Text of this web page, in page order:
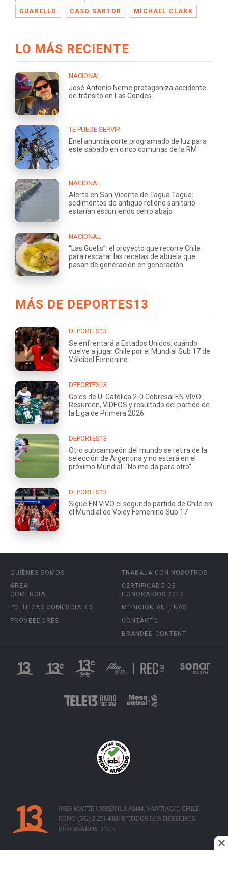
GUARELLO CASO SARTOR MICHAEL CLARK
LO MÁS RECIENTE
NACIONAL
José Antonio Neme protagoniza accidente
de tránsito en Las Condes
TE PUEDE SERVIR
Enel anuncia corte programado de luz para
este sábado en cinco comunas de la RM
NACIONAL
Alerta en San Vicente de Tagua Tagua:
sedimentos de antiguo relleno sanitario
estarían escurriendo cerro abajo
NACIONAL
“Las Guelis”: el proyecto que recorre Chile
para rescatar las recetas de abuela que
pasan de generación en generación
MÁS DE DEPORTES13
DEPORTES13
Se enfrentará a Estados Unidos: cuándo
vuelve a jugar Chile por el Mundial Sub 17 de
Vóleibol Femenino
DEPORTES13
Goles de U. Católica 2-0 Cobresal EN VIVO:
Resumen, VIDEOS y resultado del partido de
la Liga de Primera 2026
DEPORTES13
Otro subcampeón del mundo se retira de la
selección de Argentina y no estará en el
próximo Mundial: “No me da para otro”
DEPORTES13
Sigue EN VIVO el segundo partido de Chile en
el Mundial de Voley Femenino Sub 17
QUIÉNES SOMOS
ÁREA
COMERCIAL
POLÍTICAS COMERCIALES
PROVEEDORES
TRABAJA CON NOSOTROS
CERTIFICADO DE
HONORARIOS 2012
MEDICIÓN ANTENAS
CONTACTO
BRANDED CONTENT
INÉS MATTE URREJOLA #0848, SANTIAGO, CHILE
FONO (562) 2 251 4000 © TODOS LOS DERECHOS
RESERVADOS. 13.CL